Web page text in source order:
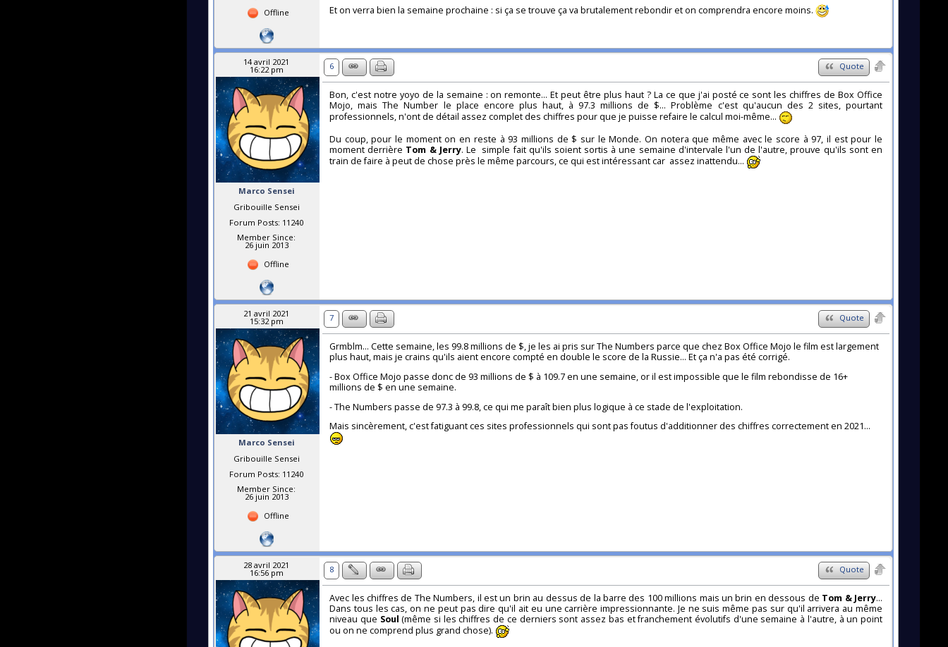
Offline
Et on verra bien la semaine prochaine : si ça se trouve ça va brutalement rebondir et on comprendra encore moins.
14 avril 2021
16:22 pm
Marco Sensei
Gribouille Sensei
Forum Posts: 11240
Member Since:
26 juin 2013
Offline
6 Quote
Bon, c'est notre yoyo de la semaine : on remonte... Et peut être plus haut ? La ce que j'ai posté ce sont les chiffres de Box Office
Mojo, mais The Number le place encore plus haut, à 97.3 millions de $... Problème c'est qu'aucun des 2 sites, pourtant
professionnels, n'ont de détail assez complet des chiffres pour que je puisse refaire le calcul moi-même...
Du coup, pour le moment on en reste à 93 millions de $ sur le Monde. On notera que même avec le score à 97, il est pour le
moment derrière Tom & Jerry. Le simple fait qu'ils soient sortis à une semaine d'intervale l'un de l'autre, prouve qu'ils sont en
train de faire à peut de chose près le même parcours, ce qui est intéressant car assez inattendu...
21 avril 2021
15:32 pm
Marco Sensei
Gribouille Sensei
Forum Posts: 11240
Member Since:
26 juin 2013
Offline
7 Quote
Grmblm... Cette semaine, les 99.8 millions de $, je les ai pris sur The Numbers parce que chez Box Office Mojo le film est largement
plus haut, mais je crains qu'ils aient encore compté en double le score de la Russie... Et ça n'a pas été corrigé.
- Box Office Mojo passe donc de 93 millions de $ à 109.7 en une semaine, or il est impossible que le film rebondisse de 16+
millions de $ en une semaine.
- The Numbers passe de 97.3 à 99.8, ce qui me paraît bien plus logique à ce stade de l'exploitation.
Mais sincèrement, c'est fatiguant ces sites professionnels qui sont pas foutus d'additionner des chiffres correctement en 2021...
28 avril 2021
16:56 pm 8 Quote
Avec les chiffres de The Numbers, il est un brin au dessus de la barre des 100 millions mais un brin en dessous de Tom & Jerry...
Dans tous les cas, on ne peut pas dire qu'il ait eu une carrière impressionnante. Je ne suis même pas sur qu'il arrivera au même
niveau que Soul (même si les chiffres de ce derniers sont assez bas et franchement évolutifs d'une semaine à l'autre, à un point
ou on ne comprend plus grand chose).